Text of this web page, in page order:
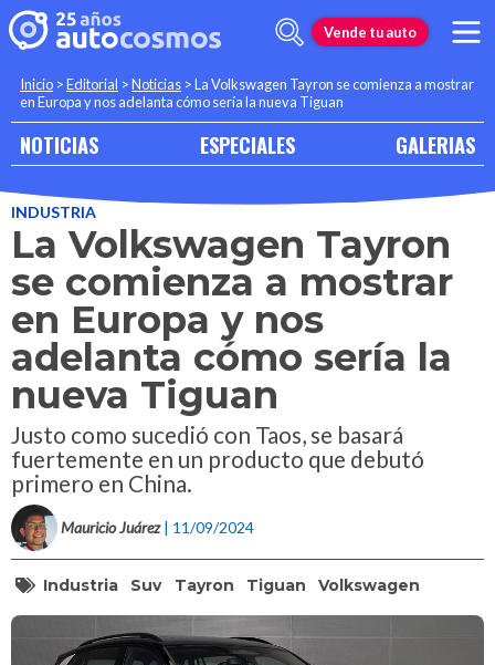
Vende tu auto
Inicio >Editorial >Noticias >La Volkswagen Tayron se comienza a mostrar
en Europa y nos adelanta cómo sería la nueva Tiguan
NOTICIAS ESPECIALES GALERIAS
INDUSTRIA
La Volkswagen Tayron
se comienza a mostrar
en Europa y nos
adelanta cómo sería la
nueva Tiguan
Justo como sucedió con Taos, se basará
fuertemente en un producto que debutó
primero en China.
Mauricio Juárez | 11/09/2024
Industria Suv Tayron Tiguan Volkswagen